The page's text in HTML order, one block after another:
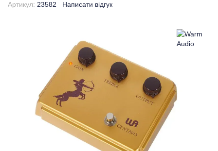
Артикул: 23582 Написати відгук